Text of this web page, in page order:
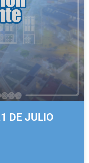
DE JULIO